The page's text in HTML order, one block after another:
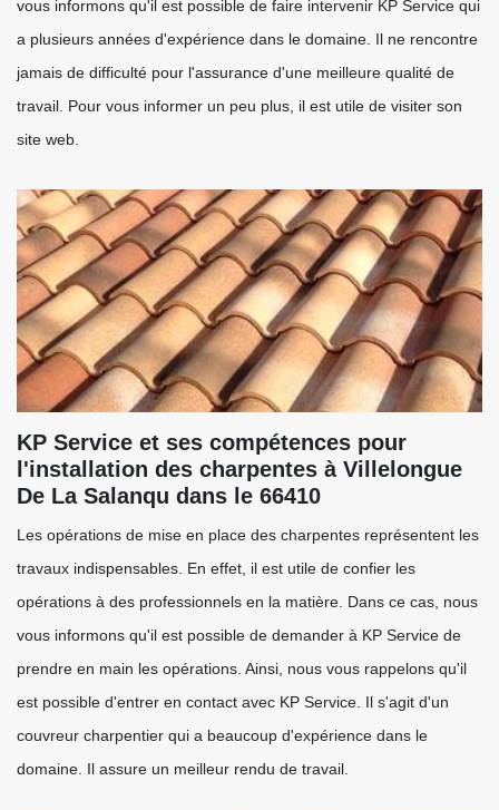
vous informons qu'il est possible de faire intervenir KP Service qui
a plusieurs années d'expérience dans le domaine. Il ne rencontre
jamais de difficulté pour l'assurance d'une meilleure qualité de
travail. Pour vous informer un peu plus, il est utile de visiter son
site web.
KP Service et ses compétences pour
l'installation des charpentes à Villelongue
De La Salanqu dans le 66410
Les opérations de mise en place des charpentes représentent les
travaux indispensables. En effet, il est utile de confier les
opérations à des professionnels en la matière. Dans ce cas, nous
vous informons qu'il est possible de demander à KP Service de
prendre en main les opérations. Ainsi, nous vous rappelons qu'il
est possible d'entrer en contact avec KP Service. Il s'agit d'un
couvreur charpentier qui a beaucoup d'expérience dans le
domaine. Il assure un meilleur rendu de travail.